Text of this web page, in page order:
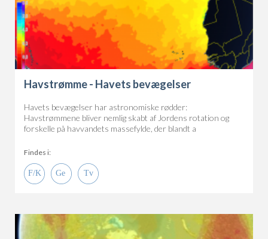
Havstrømme - Havets bevægelser
Havets bevægelser har astronomiske rødder:
Havstrømmene bliver nemlig skabt af Jordens rotation og
forskelle på havvandets massefylde, der blandt a
Findes i: